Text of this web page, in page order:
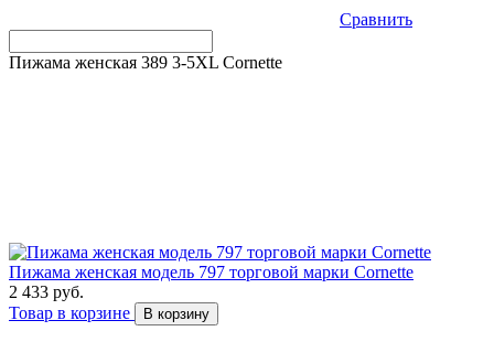
Сравнить
Пижама женская 389 3-5XL Cornette
Пижама женская модель 797 торговой марки Cornette
2 433 руб.
Товар в корзине
В корзину